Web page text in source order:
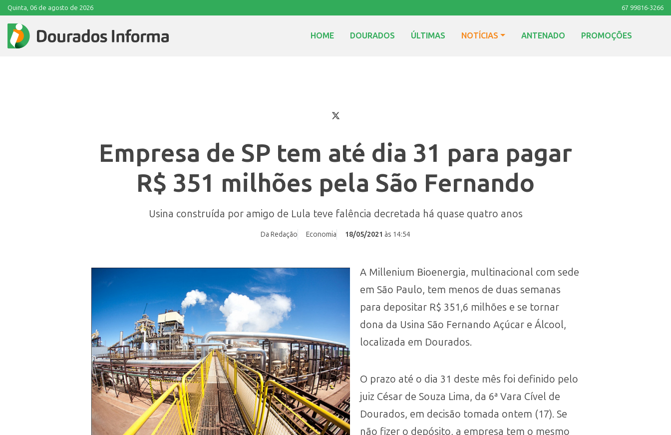
Quinta, 06 de agosto de 2026 67 99816-3266
HOME DOURADOS ÚLTIMAS NOTÍCIAS ANTENADO PROMOÇÕES
Empresa de SP tem até dia 31 para pagar
R$ 351 milhões pela São Fernando
Usina construída por amigo de Lula teve falência decretada há quase quatro anos
Da Redação Economia 18/05/2021 às 14:54
A Millenium Bioenergia, multinacional com sede
em São Paulo, tem menos de duas semanas
para depositar R$ 351,6 milhões e se tornar
dona da Usina São Fernando Açúcar e Álcool,
localizada em Dourados.
O prazo até o dia 31 deste mês foi definido pelo
juiz César de Souza Lima, da 6ª Vara Cível de
Dourados, em decisão tomada ontem (17). Se
não fizer o depósito, a empresa tem o mesmo